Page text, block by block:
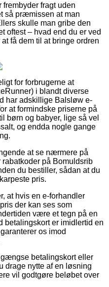
fragt uden
så præmissen at man
skulle man gribe den
oftest – hvad end du er ved
få dem til at bringe ordren
for forbrugerne at
i blandt diverse
har adskillige Balsløw e-
at formindske priserne på
børn og babyer, lige så vel
og endda nogle gange
at se nærmere på
på Bomuldsrib
du bestiller, sådan at du
pris.
at hvis en e-forhandler
der kan ses som
være et tegn på en
betalingskort er imidlertid en
os imod
betalingskort eller
drage nytte af en løsning
vil godtgøre beløbet over